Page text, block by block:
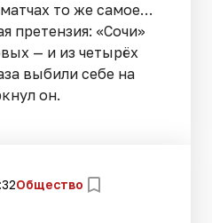
то же самое…
претензия: «Сочи»
— и из четырёх
выбили себе на
он.
Общество